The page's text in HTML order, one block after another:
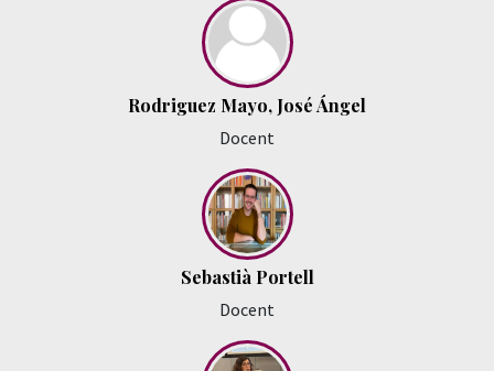
Rodriguez Mayo, José Ángel
Docent
Sebastià Portell
Docent